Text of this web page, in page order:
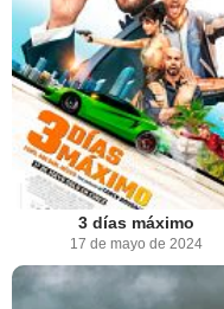
3 días máximo
17 de mayo de 2024